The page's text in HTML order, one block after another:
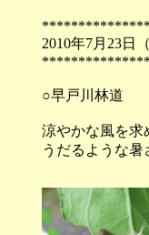
2010
○早戸川林道
涼やかな風を求
うだるような暑